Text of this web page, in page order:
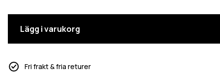
Lägg i varukorg
Fri frakt & fria returer